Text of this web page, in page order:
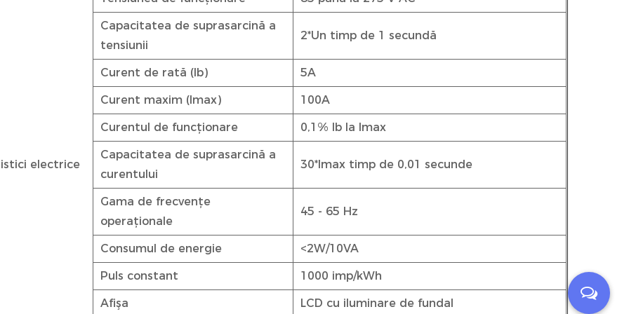
electrice
Capacitatea de suprasarcină a
tensiunii
2*Un timp de 1 secundă
Curent de rată (Ib) 5A
Curent maxim (Imax) 100A
Curentul de funcționare 0,1% Ib la Imax
Capacitatea de suprasarcină a
curentului
30*Imax timp de 0,01 secunde
Gama de frecvențe
operaționale
45 - 65 Hz
Consumul de energie <2W/10VA
Puls constant 1000 imp/kWh
Afişa LCD cu iluminare de fundal